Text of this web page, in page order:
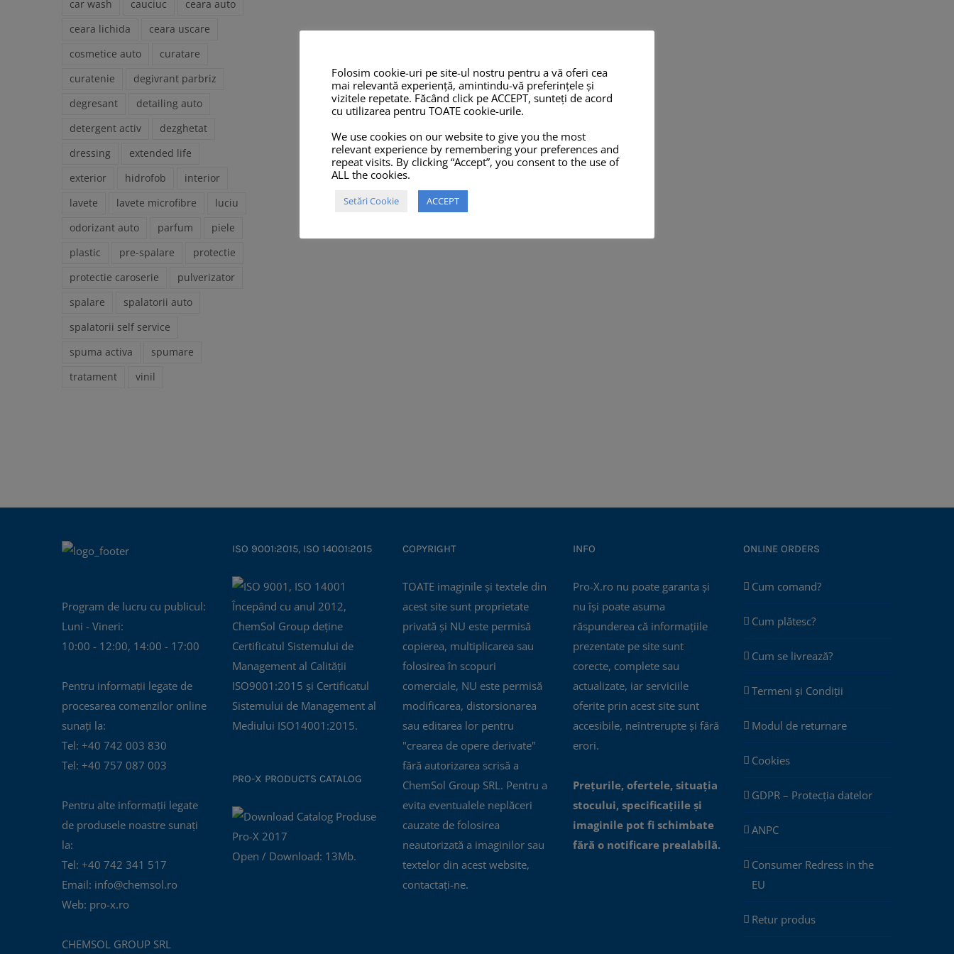
car wash
cauciuc
ceara auto
ceara lichida
ceara uscare
cosmetice auto
curatare
curatenie
degivrant parbriz
degresant
detailing auto
detergent activ
dezghetat
dressing
extended life
exterior
hidrofob
interior
lavete
lavete microfibre
luciu
odorizant auto
parfum
piele
plastic
pre-spalare
protectie
protectie caroserie
pulverizator
spalare
spalatorii auto
spalatorii self service
spuma activa
spumare
tratament
vinil
Program de lucru cu publicul:
Luni - Vineri:
10:00 - 12:00, 14:00 - 17:00
Pentru informații legate de
procesarea comenzilor online
sunați la:
Tel: +40 742 003 830
Tel: +40 757 087 003
Pentru alte informații legate
de produsele noastre sunați
la:
Tel: +40 742 341 517
Email: info@chemsol.ro
Web: pro-x.ro
CHEMSOL GROUP SRL
ISO 9001:2015, ISO 14001:2015
Începând cu anul 2012,
ChemSol Group deține
Certificatul Sistemului de
Management al Calității
ISO9001:2015 și Certificatul
Sistemului de Management al
Mediului ISO14001:2015.
PRO-X PRODUCTS CATALOG
Open / Download: 13Mb.
COPYRIGHT
TOATE imaginile și textele din
acest site sunt proprietate
privată și NU este permisă
copierea, multiplicarea sau
folosirea în scopuri
comerciale, NU este permisă
modificarea, distorsionarea
sau editarea lor pentru
"crearea de opere derivate"
fără autorizarea scrisă a
ChemSol Group SRL. Pentru a
evita eventualele neplăceri
cauzate de folosirea
neautorizată a imaginilor sau
textelor din acest website,
contactați-ne.
INFO
Pro-X.ro nu poate garanta și
nu își poate asuma
răspunderea că informațiile
prezentate pe site sunt
corecte, complete sau
actualizate, iar serviciile
oferite prin acest site sunt
accesibile, neîntrerupte și fără
erori.
Prețurile, ofertele, situația
stocului, specificațiile și
imaginile pot fi schimbate
fără o notificare prealabilă.
ONLINE ORDERS
Cum comand?
Cum plătesc?
Cum se livrează?
Termeni și Condiții
Modul de returnare
Cookies
GDPR – Protecția datelor
ANPC
Consumer Redress in the
EU
Retur produs
Folosim cookie-uri pe site-ul nostru pentru a vă oferi cea
mai relevantă experiență, amintindu-vă preferințele și
vizitele repetate. Făcând click pe ACCEPT, sunteți de acord
cu utilizarea pentru TOATE cookie-urile.
We use cookies on our website to give you the most
relevant experience by remembering your preferences and
repeat visits. By clicking “Accept”, you consent to the use of
ALL the cookies.
Setări Cookie ACCEPT